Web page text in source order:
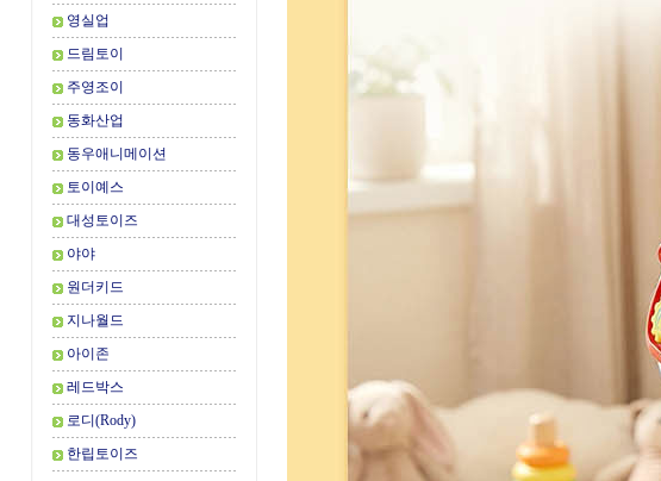
영실업
드림토이
주영조이
동화산업
동우애니메이션
토이예스
대성토이즈
야야
원더키드
지나월드
아이존
레드박스
로디(Rody)
한립토이즈